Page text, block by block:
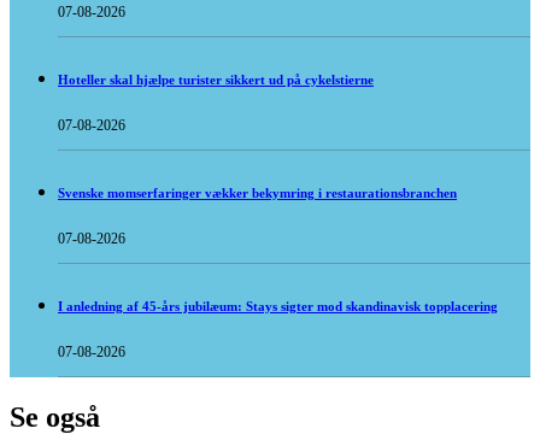
07-08-2026
Hoteller skal hjælpe turister sikkert ud på cykelstierne
07-08-2026
Svenske momserfaringer vækker bekymring i restaurationsbranchen
07-08-2026
I anledning af 45-års jubilæum: Stays sigter mod skandinavisk topplacering
07-08-2026
Se også